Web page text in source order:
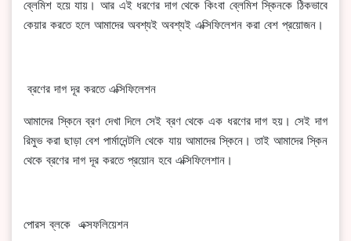
ব্লেমিশ হয়ে যায়। আর এই ধরণের দাগ থেকে কিংবা ব্লেমিশ স্কিনকে ঠিকভাবে
কেয়ার করতে হলে আমাদের অবশ্যই অবশ্যই এক্সিফিলেশন করা বেশ প্রয়োজন।
ব্রণের দাগ দূর করতে এক্সিফিলেশন
আমাদের স্কিনে ব্রণ দেখা দিলে সেই ব্রণ থেকে এক ধরণের দাগ হয়। সেই দাগ
রিমুভ করা ছাড়া বেশ পার্মানেন্টলি থেকে যায় আমাদের স্কিনে। তাই আমাদের স্কিন
থেকে ব্রণের দাগ দূর করতে প্রয়োন হবে এক্সিফিলেশান।
পোরস ব্লকে এক্সফলিয়েশন